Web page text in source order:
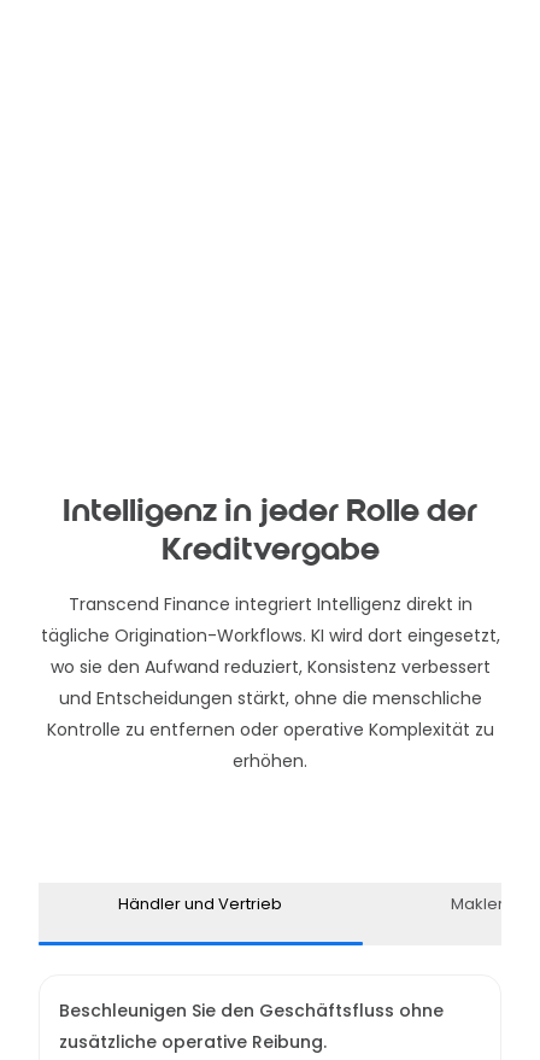
Intelligenz in jeder Rolle der
Kreditvergabe
Transcend Finance integriert Intelligenz direkt in
tägliche Origination-Workflows. KI wird dort eingesetzt,
wo sie den Aufwand reduziert, Konsistenz verbessert
und Entscheidungen stärkt, ohne die menschliche
Kontrolle zu entfernen oder operative Komplexität zu
erhöhen.
Händler und Vertrieb Makler
Beschleunigen Sie den Geschäftsfluss ohne
zusätzliche operative Reibung.